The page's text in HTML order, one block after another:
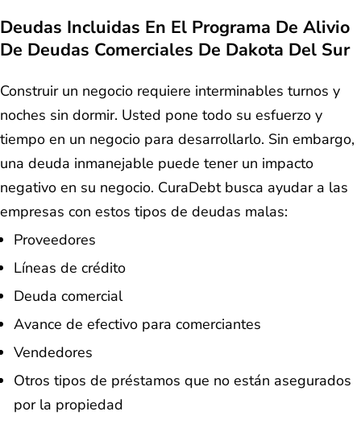
Deudas Incluidas En El Programa De Alivio
De Deudas Comerciales De Dakota Del Sur
Construir un negocio requiere interminables turnos y
noches sin dormir. Usted pone todo su esfuerzo y
tiempo en un negocio para desarrollarlo. Sin embargo,
una deuda inmanejable puede tener un impacto
negativo en su negocio. CuraDebt busca ayudar a las
empresas con estos tipos de deudas malas:
Proveedores
Líneas de crédito
Deuda comercial
Avance de efectivo para comerciantes
Vendedores
Otros tipos de préstamos que no están asegurados
por la propiedad